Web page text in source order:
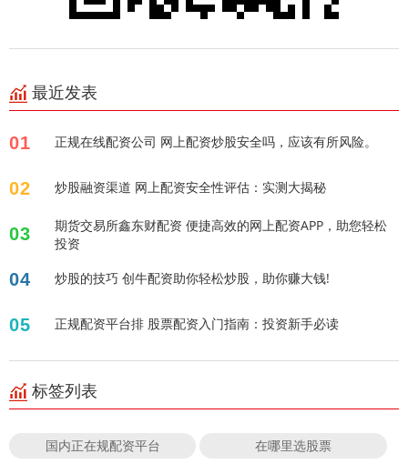
最近发表
01 正规在线配资公司 网上配资炒股安全吗，应该有所风险。
02 炒股融资渠道 网上配资安全性评估：实测大揭秘
03
期货交易所鑫东财配资 便捷高效的网上配资APP，助您轻松
投资
04 炒股的技巧 创牛配资助你轻松炒股，助你赚大钱!
05 正规配资平台排 股票配资入门指南：投资新手必读
标签列表
国内正在规配资平台 在哪里选股票